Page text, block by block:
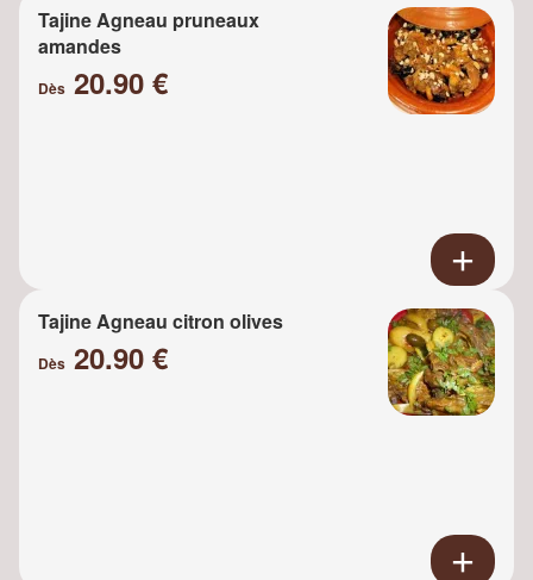
Tajine Agneau pruneaux
amandes
Dès 20.90 €
Tajine Agneau citron olives
Dès 20.90 €